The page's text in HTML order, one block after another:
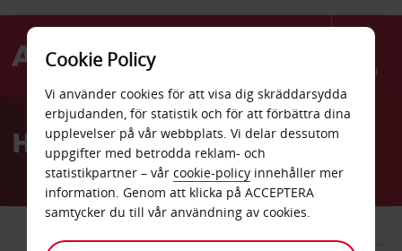
Menu
AvisHyrbil Vero Beach
BIL
Cookie Policy
Vi använder cookies för att visa dig skräddarsydda
erbjudanden, för statistik och för att förbättra dina
upplevelser på vår webbplats. Vi delar dessutom
uppgifter med betrodda reklam- och
statistikpartner – vår cookie-policy innehåller mer
information. Genom att klicka på ACCEPTERA
samtycker du till vår användning av cookies.